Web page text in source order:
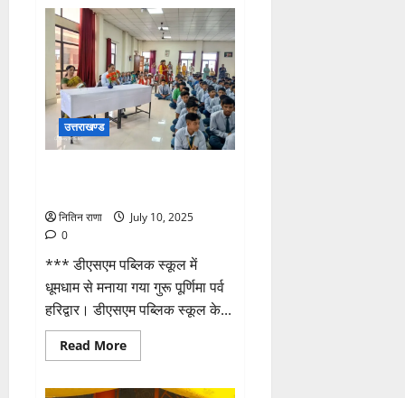
सचिव
की
अध्यक्षता
में
टेलीकम्युनिकेशन
विभाग
के
तत्वाधान
में
आठवीं
स्तरीय
आयोजित
उत्तराखण्ड
नितिन राणा
July 10, 2025
0
*** डीएसएम पब्लिक स्कूल में
धूमधाम से मनाया गया गुरू पूर्णिमा पर्व
हरिद्वार। डीएसएम पब्लिक स्कूल के...
Read MoreRead
more